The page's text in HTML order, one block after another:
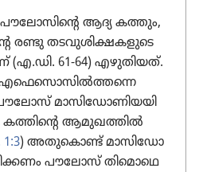
ആദ്യ കത്തും,
രണ്ടു തടവു​ശി​ക്ഷ​ക​ളു​ടെ
61-64) എഴുതി​യത്‌.
പൗലോസ്‌ മാസി​ഡോ​ണി​യ​യി​
ആമുഖ​ത്തിൽ
) അതു​കൊണ്ട്‌ മാസി​ഡോ​
പൗലോസ്‌ തിമൊ​ഥെ​